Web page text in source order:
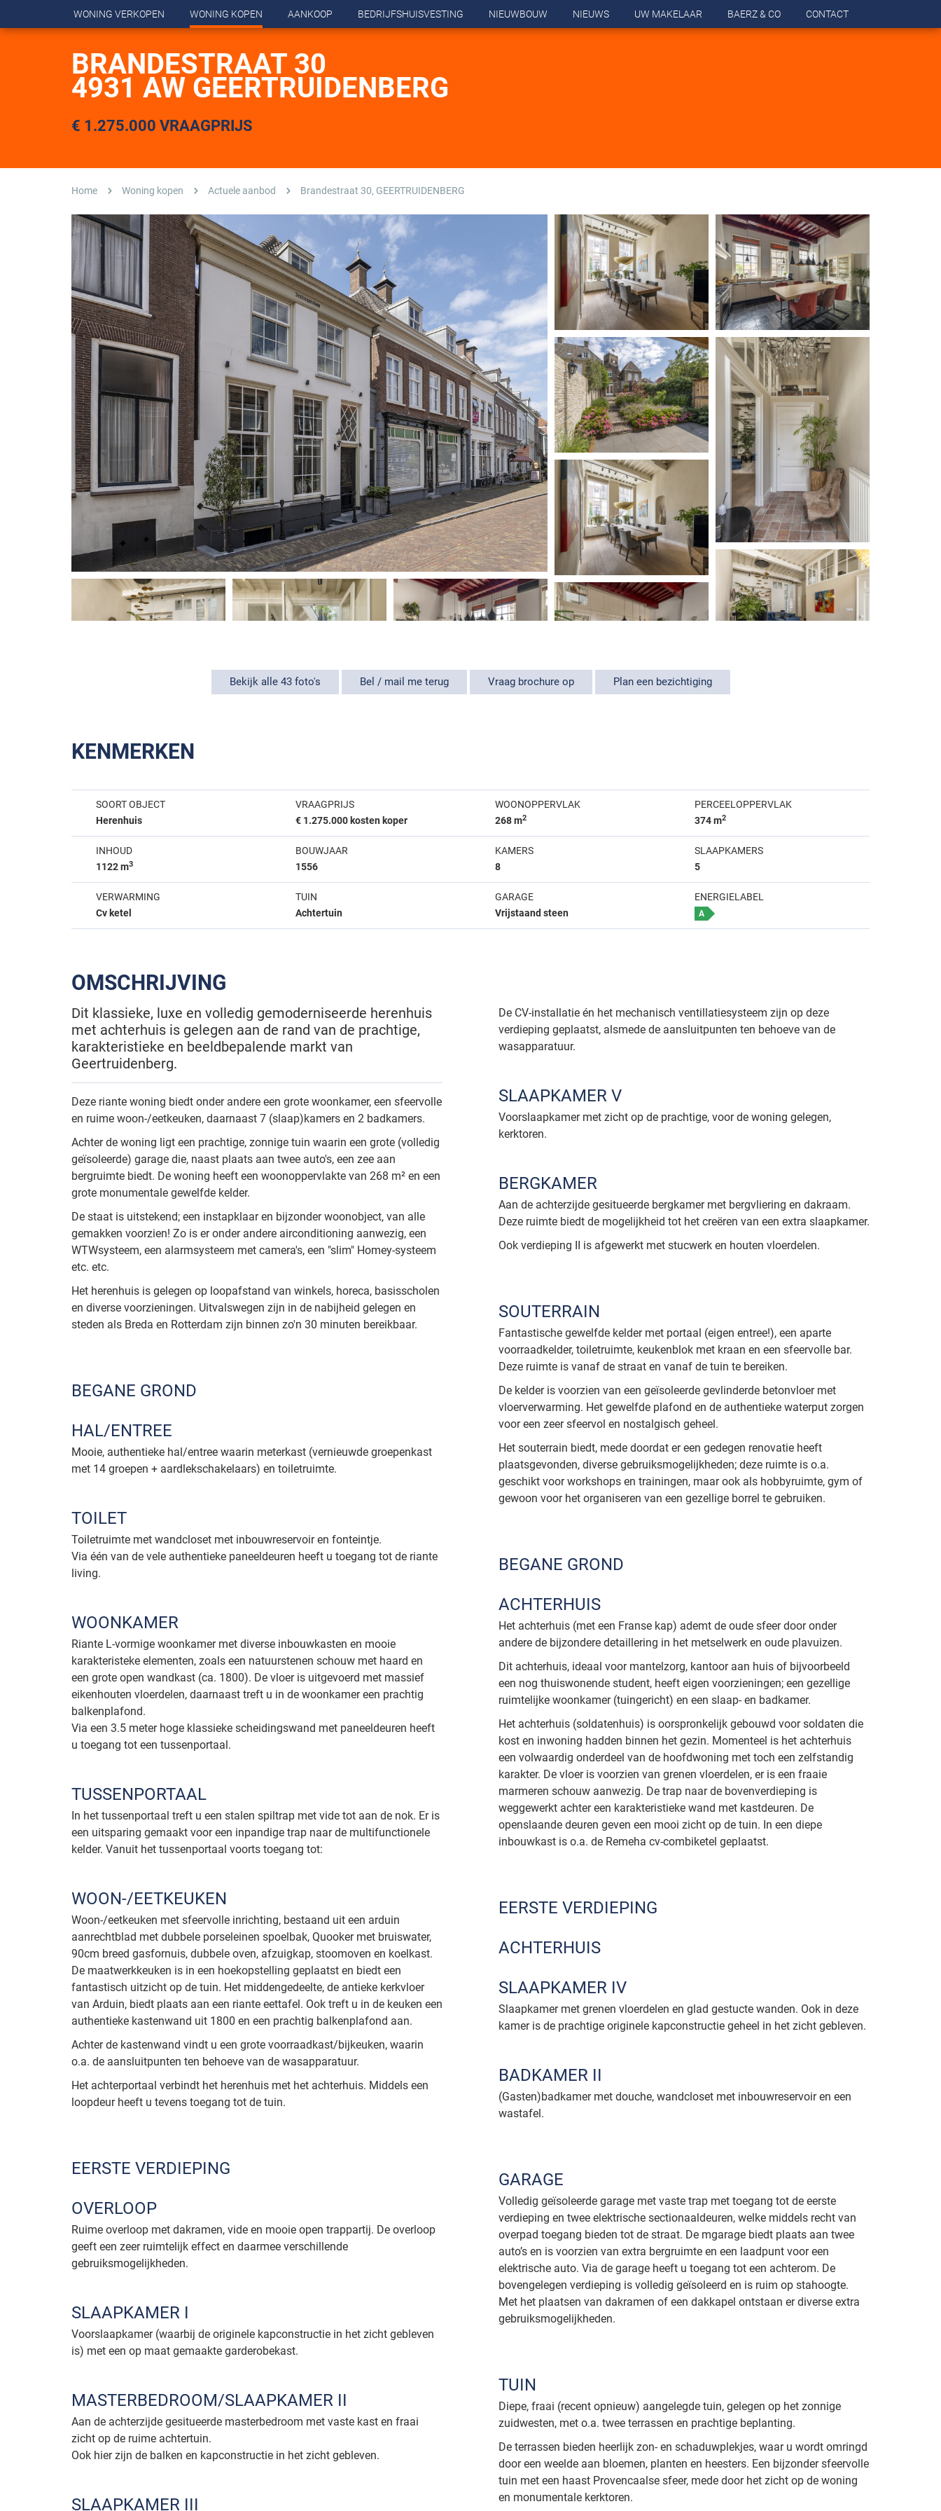
WONING VERKOPEN WONING KOPEN AANKOOP BEDRIJFSHUISVESTING NIEUWBOUW NIEUWS UW MAKELAAR BAERZ & CO CONTACT
BRANDESTRAAT 30
4931 AW GEERTRUIDENBERG
€ 1.275.000 VRAAGPRIJS
Home Woning kopen Actuele aanbod Brandestraat 30, GEERTRUIDENBERG
Bekijk alle 43 foto's Bel / mail me terug Vraag brochure op Plan een bezichtiging
KENMERKEN
SOORT OBJECT
Herenhuis
VRAAGPRIJS
€ 1.275.000 kosten koper
WOONOPPERVLAK
268 m2
PERCEELOPPERVLAK
374 m2
INHOUD
1122 m3
BOUWJAAR
1556
KAMERS
8
SLAAPKAMERS
5
VERWARMING
Cv ketel
TUIN
Achtertuin
GARAGE
Vrijstaand steen
ENERGIELABEL
A
OMSCHRIJVING
Dit klassieke, luxe en volledig gemoderniseerde herenhuis
met achterhuis is gelegen aan de rand van de prachtige,
karakteristieke en beeldbepalende markt van
Geertruidenberg.
Deze riante woning biedt onder andere een grote woonkamer, een sfeervolle
en ruime woon-/eetkeuken, daarnaast 7 (slaap)kamers en 2 badkamers.
Achter de woning ligt een prachtige, zonnige tuin waarin een grote (volledig
geïsoleerde) garage die, naast plaats aan twee auto's, een zee aan
bergruimte biedt. De woning heeft een woonoppervlakte van 268 m² en een
grote monumentale gewelfde kelder.
De staat is uitstekend; een instapklaar en bijzonder woonobject, van alle
gemakken voorzien! Zo is er onder andere airconditioning aanwezig, een
WTWsysteem, een alarmsysteem met camera's, een "slim" Homey-systeem
etc. etc.
Het herenhuis is gelegen op loopafstand van winkels, horeca, basisscholen
en diverse voorzieningen. Uitvalswegen zijn in de nabijheid gelegen en
steden als Breda en Rotterdam zijn binnen zo'n 30 minuten bereikbaar.
BEGANE GROND
HAL/ENTREE
Mooie, authentieke hal/entree waarin meterkast (vernieuwde groepenkast
met 14 groepen + aardlekschakelaars) en toiletruimte.
TOILET
Toiletruimte met wandcloset met inbouwreservoir en fonteintje.
Via één van de vele authentieke paneeldeuren heeft u toegang tot de riante
living.
WOONKAMER
Riante L-vormige woonkamer met diverse inbouwkasten en mooie
karakteristeke elementen, zoals een natuurstenen schouw met haard en
een grote open wandkast (ca. 1800). De vloer is uitgevoerd met massief
eikenhouten vloerdelen, daarnaast treft u in de woonkamer een prachtig
balkenplafond.
Via een 3.5 meter hoge klassieke scheidingswand met paneeldeuren heeft
u toegang tot een tussenportaal.
TUSSENPORTAAL
In het tussenportaal treft u een stalen spiltrap met vide tot aan de nok. Er is
een uitsparing gemaakt voor een inpandige trap naar de multifunctionele
kelder. Vanuit het tussenportaal voorts toegang tot:
WOON-/EETKEUKEN
Woon-/eetkeuken met sfeervolle inrichting, bestaand uit een arduin
aanrechtblad met dubbele porseleinen spoelbak, Quooker met bruiswater,
90cm breed gasfornuis, dubbele oven, afzuigkap, stoomoven en koelkast.
De maatwerkkeuken is in een hoekopstelling geplaatst en biedt een
fantastisch uitzicht op de tuin. Het middengedeelte, de antieke kerkvloer
van Arduin, biedt plaats aan een riante eettafel. Ook treft u in de keuken een
authentieke kastenwand uit 1800 en een prachtig balkenplafond aan.
Achter de kastenwand vindt u een grote voorraadkast/bijkeuken, waarin
o.a. de aansluitpunten ten behoeve van de wasapparatuur.
Het achterportaal verbindt het herenhuis met het achterhuis. Middels een
loopdeur heeft u tevens toegang tot de tuin.
EERSTE VERDIEPING
OVERLOOP
Ruime overloop met dakramen, vide en mooie open trappartij. De overloop
geeft een zeer ruimtelijk effect en daarmee verschillende
gebruiksmogelijkheden.
SLAAPKAMER I
Voorslaapkamer (waarbij de originele kapconstructie in het zicht gebleven
is) met een op maat gemaakte garderobekast.
MASTERBEDROOM/SLAAPKAMER II
Aan de achterzijde gesitueerde masterbedroom met vaste kast en fraai
zicht op de ruime achtertuin.
Ook hier zijn de balken en kapconstructie in het zicht gebleven.
SLAAPKAMER III
De CV-installatie én het mechanisch ventillatiesysteem zijn op deze
verdieping geplaatst, alsmede de aansluitpunten ten behoeve van de
wasapparatuur.
SLAAPKAMER V
Voorslaapkamer met zicht op de prachtige, voor de woning gelegen,
kerktoren.
BERGKAMER
Aan de achterzijde gesitueerde bergkamer met bergvliering en dakraam.
Deze ruimte biedt de mogelijkheid tot het creëren van een extra slaapkamer.
Ook verdieping II is afgewerkt met stucwerk en houten vloerdelen.
SOUTERRAIN
Fantastische gewelfde kelder met portaal (eigen entree!), een aparte
voorraadkelder, toiletruimte, keukenblok met kraan en een sfeervolle bar.
Deze ruimte is vanaf de straat en vanaf de tuin te bereiken.
De kelder is voorzien van een geïsoleerde gevlinderde betonvloer met
vloerverwarming. Het gewelfde plafond en de authentieke waterput zorgen
voor een zeer sfeervol en nostalgisch geheel.
Het souterrain biedt, mede doordat er een gedegen renovatie heeft
plaatsgevonden, diverse gebruiksmogelijkheden; deze ruimte is o.a.
geschikt voor workshops en trainingen, maar ook als hobbyruimte, gym of
gewoon voor het organiseren van een gezellige borrel te gebruiken.
BEGANE GROND
ACHTERHUIS
Het achterhuis (met een Franse kap) ademt de oude sfeer door onder
andere de bijzondere detaillering in het metselwerk en oude plavuizen.
Dit achterhuis, ideaal voor mantelzorg, kantoor aan huis of bijvoorbeeld
een nog thuiswonende student, heeft eigen voorzieningen; een gezellige
ruimtelijke woonkamer (tuingericht) en een slaap- en badkamer.
Het achterhuis (soldatenhuis) is oorspronkelijk gebouwd voor soldaten die
kost en inwoning hadden binnen het gezin. Momenteel is het achterhuis
een volwaardig onderdeel van de hoofdwoning met toch een zelfstandig
karakter. De vloer is voorzien van grenen vloerdelen, er is een fraaie
marmeren schouw aanwezig. De trap naar de bovenverdieping is
weggewerkt achter een karakteristieke wand met kastdeuren. De
openslaande deuren geven een mooi zicht op de tuin. In een diepe
inbouwkast is o.a. de Remeha cv-combiketel geplaatst.
EERSTE VERDIEPING
ACHTERHUIS
SLAAPKAMER IV
Slaapkamer met grenen vloerdelen en glad gestucte wanden. Ook in deze
kamer is de prachtige originele kapconstructie geheel in het zicht gebleven.
BADKAMER II
(Gasten)badkamer met douche, wandcloset met inbouwreservoir en een
wastafel.
GARAGE
Volledig geïsoleerde garage met vaste trap met toegang tot de eerste
verdieping en twee elektrische sectionaaldeuren, welke middels recht van
overpad toegang bieden tot de straat. De mgarage biedt plaats aan twee
auto’s en is voorzien van extra bergruimte en een laadpunt voor een
elektrische auto. Via de garage heeft u toegang tot een achterom. De
bovengelegen verdieping is volledig geïsoleerd en is ruim op stahoogte.
Met het plaatsen van dakramen of een dakkapel ontstaan er diverse extra
gebruiksmogelijkheden.
TUIN
Diepe, fraai (recent opnieuw) aangelegde tuin, gelegen op het zonnige
zuidwesten, met o.a. twee terrassen en prachtige beplanting.
De terrassen bieden heerlijk zon- en schaduwplekjes, waar u wordt omringd
door een weelde aan bloemen, planten en heesters. Een bijzonder sfeervolle
tuin met een haast Provencaalse sfeer, mede door het zicht op de woning
en monumentale kerktoren.